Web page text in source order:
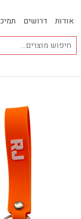
אודות דרושים